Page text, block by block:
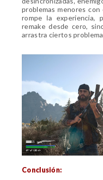
problemas menores
rompe la
remake desde cero,
arrastra ciertos
Conclusión: